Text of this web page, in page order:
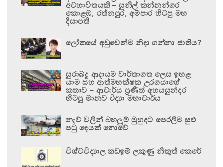
අවභාවිතයකි – සුනිල් කන්නන්ගර
කොළඹ, රත්නපුර, අම්පාර හිටපු මහ
දිසාපති
ලෝකයේ අඩුවෙන්ම නිදා ගන්නා ජාතිය?
සුරාබදු ආදායම වාර්තාගත ලෙස ඉහළ
යාම සහ ආත්මභක්ෂක උරගයාගේ
කතාව – ආචාර්ය ප්‍රණීත් අභයසුන්දර
හිටපු මානව විද්‍යා මහාචාර්ය
නැව් වලින් බහලුම් මුහුදට පෙරලීම සුළු
පටු දෙයක් නොවේ
විශ්වවිද්‍යාල කඩඉම් ලකුණු නිකුත් කෙරේ